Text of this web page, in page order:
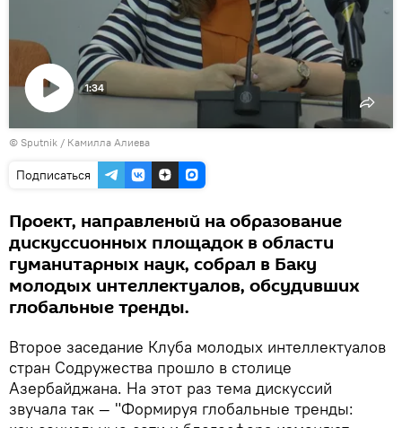
Воспроизвести
видео
1:34
© Sputnik / Камилла Алиева
Подписаться
Проект, направленый на образование
дискуссионных площадок в области
гуманитарных наук, собрал в Баку
молодых интеллектуалов, обсудивших
глобальные тренды.
Второе заседание Клуба молодых интеллектуалов
стран Содружества прошло в столице
Азербайджана. На этот раз тема дискуссий
звучала так — "Формируя глобальные тренды: